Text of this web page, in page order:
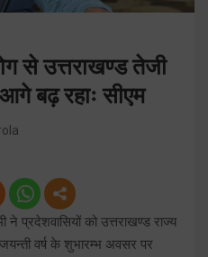
से उत्तराखण्ड तेजी
बढ़ रहाः सीएम
ने प्रदेशवासियों को उत्तराखण्ड राज्य
वर्ष के शुभारम्भ अवसर पर